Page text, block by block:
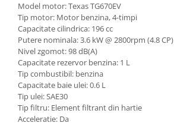
Ferastraie electrice
Aspiratoare
Masini de taiat si stantat
Multi-cuter
Rindele electrice
Masini de slefuit
Model motor: Texas TG670EV
Tip motor: Motor benzina, 4-timpi
Capacitate cilindrica: 196 cc
Putere nominala: 3.6 kW @ 2800rpm (4.8 CP)
Nivel zgomot: 98 dB(A)
Capacitate rezervor benzina: 1 L
Tip combustibil: benzina
Capacitate baie ulei: 0.6 L
Tip ulei: SAE30
Tip filtru: Element filtrant din hartie
Acceleratie: Da